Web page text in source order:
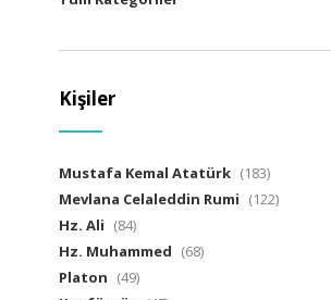
Kişiler
Mustafa Kemal Atatürk (183)
Mevlana Celaleddin Rumi (122)
Hz. Ali (84)
Hz. Muhammed (68)
Platon (49)